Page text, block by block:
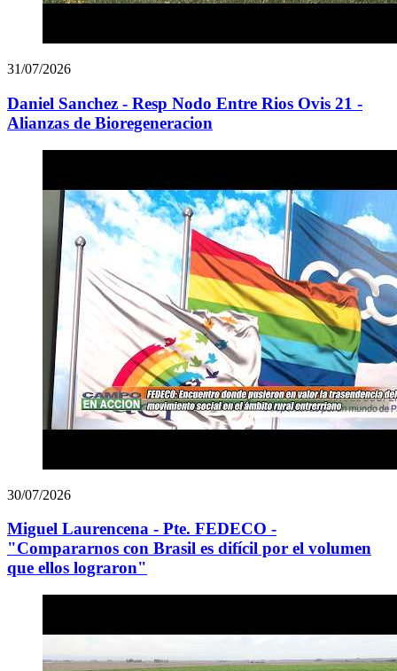
31/07/2026
Daniel Sanchez - Resp Nodo Entre Rios Ovis 21 -
Alianzas de Bioregeneracion
30/07/2026
Miguel Laurencena - Pte. FEDECO -
"Compararnos con Brasil es difícil por el volumen
que ellos lograron"